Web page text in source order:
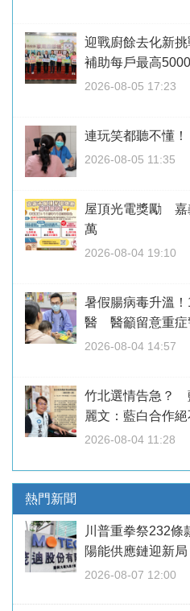
迎戰廚餘去化新
補助每戶最高
2026-08-05 17:23
連玩笑都聽不懂
2026-08-05 11:35
屋頂光電獎勵 嘉
萬
2026-08-04 19:10
暑假腸病毒升溫
醫 醫籲留意重症
2026-08-04 14:57
竹北選情告急？
麗文：藍白合作
2026-08-04 11:28
熱門新聞
川普重拳祭232條
陽能供應鏈迎新
2026-08-07 12:00